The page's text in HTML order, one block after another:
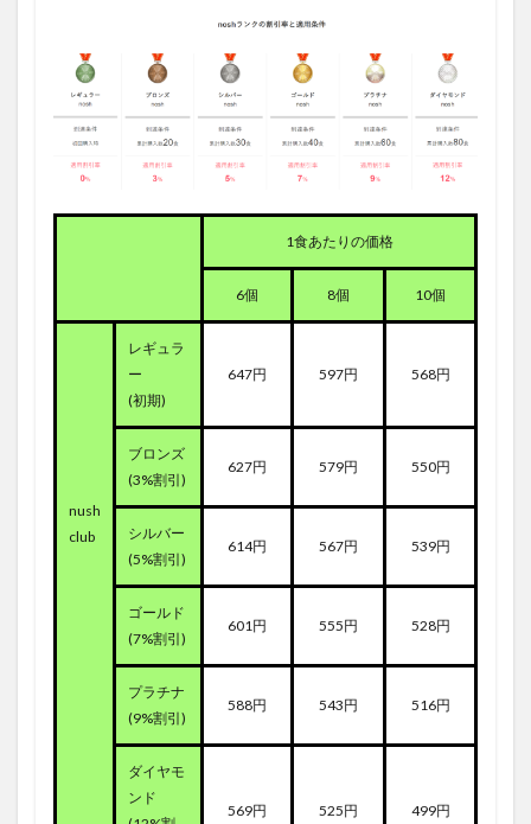
1食あたりの価格
6個 8個 10個
nush
club
レギュラ
ー
(初期)
647円 597円 568円
ブロンズ
(3%割引)
627円 579円 550円
シルバー
(5%割引)
614円 567円 539円
ゴールド
(7%割引)
601円 555円 528円
プラチナ
(9%割引)
588円 543円 516円
ダイヤモ
ンド
569円 525円 499円